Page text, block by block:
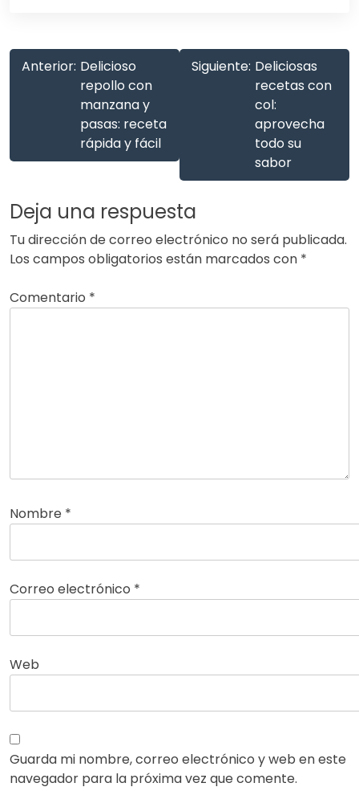
Anterior: Delicioso
repollo con
manzana y
pasas: receta
rápida y fácil
Siguiente: Deliciosas
recetas con
col:
aprovecha
todo su
sabor
Deja una respuesta
Tu dirección de correo electrónico no será publicada.
Los campos obligatorios están marcados con *
Comentario *
Nombre *
Correo electrónico *
Web
Guarda mi nombre, correo electrónico y web en este
navegador para la próxima vez que comente.